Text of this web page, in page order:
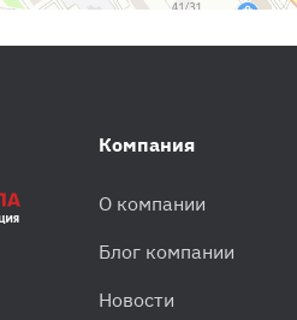
Компания
О компании
Блог компании
Новости